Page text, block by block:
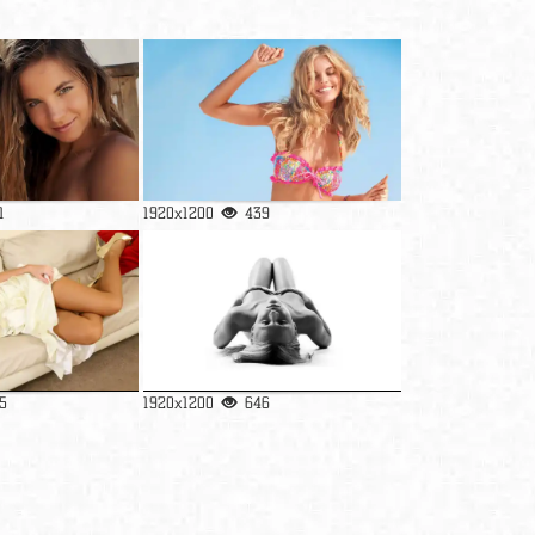
1920x1200 439
1920x1200 646